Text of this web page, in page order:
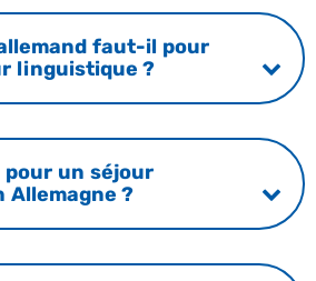
faut-il pour
linguistique ?
un séjour
?